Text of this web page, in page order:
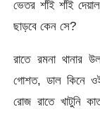
ভেতর শাঁই শাঁই
ছাড়বে কেন সে?
রাতে রমনা থানার
গোশত, ডাল কিনে
রোজ রাতে খাটুনি